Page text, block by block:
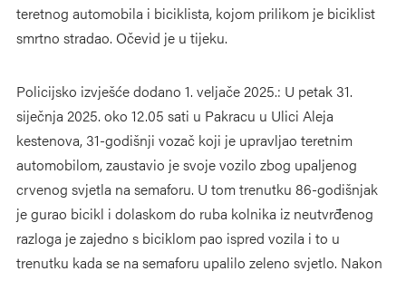
teretnog automobila i biciklista, kojom prilikom je biciklist
smrtno stradao. Očevid je u tijeku.
Policijsko izvješće dodano 1. veljače 2025.: U petak 31.
siječnja 2025. oko 12.05 sati u Pakracu u Ulici Aleja
kestenova, 31-godišnji vozač koji je upravljao teretnim
automobilom, zaustavio je svoje vozilo zbog upaljenog
crvenog svjetla na semaforu. U tom trenutku 86-godišnjak
je gurao bicikl i dolaskom do ruba kolnika iz neutvrđenog
razloga je zajedno s biciklom pao ispred vozila i to u
trenutku kada se na semaforu upalilo zeleno svjetlo. Nakon